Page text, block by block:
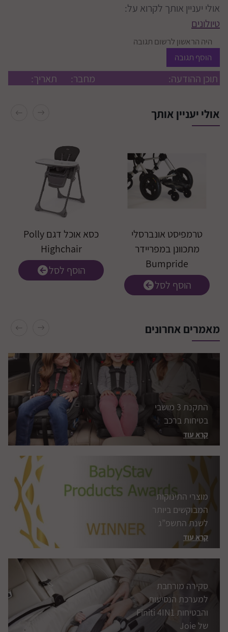
אולי יעניין אותך לקרוא על:
טיולונים
היה הראשון לרשום תגובה
הוסף תגובה
תוכן ההודעה: מחבר: תאריך:
אולי יעניין אותך
טרמפיסט אונברסלי
מתכוונן במפריידר
Bumpride
הוסף לסל
כסא אוכל דגם Polly
Highchair
הוסף לסל
מאמרים אחרונים
קרא עוד
מוצרי התינוקות
המבוקשים ביותר
לשנת התשפ”ג
קרא עוד
סקירה מורחבת
למערכת הנסיעות
והבטיחות Finiti 4IN1
של Joie
קרא עוד
סקירה מורחבת למושב
בטיחות i-Harbour
Signature מבית Joie